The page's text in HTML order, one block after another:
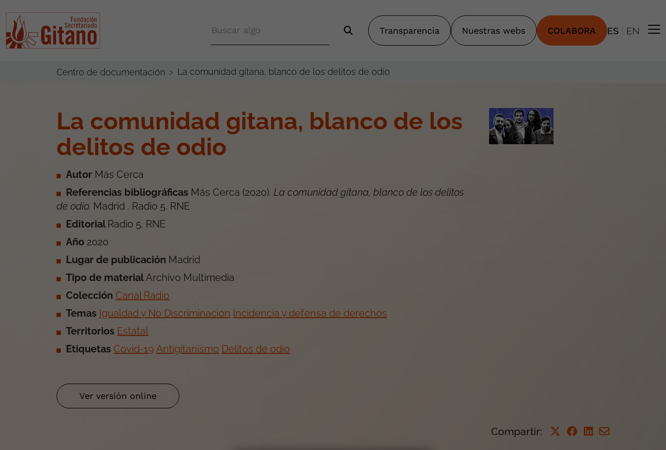
Transparencia Nuestras webs COLABORA ES EN
Centro de documentación La comunidad gitana, blanco de los delitos de odio
La comunidad gitana, blanco de los
delitos de odio
Autor Más Cerca
Referencias bibliográficas Más Cerca (2020). La comunidad gitana, blanco de los delitos
de odio. Madrid . Radio 5. RNE
Editorial Radio 5. RNE
Año 2020
Lugar de publicación Madrid
Tipo de material Archivo Multimedia
Colección Canal Radio
Temas Igualdad y No Discriminación Incidencia y defensa de derechos
Territorios Estatal
Etiquetas Covid-19 Antigitanismo Delitos de odio
Ver versión online
Compartir: